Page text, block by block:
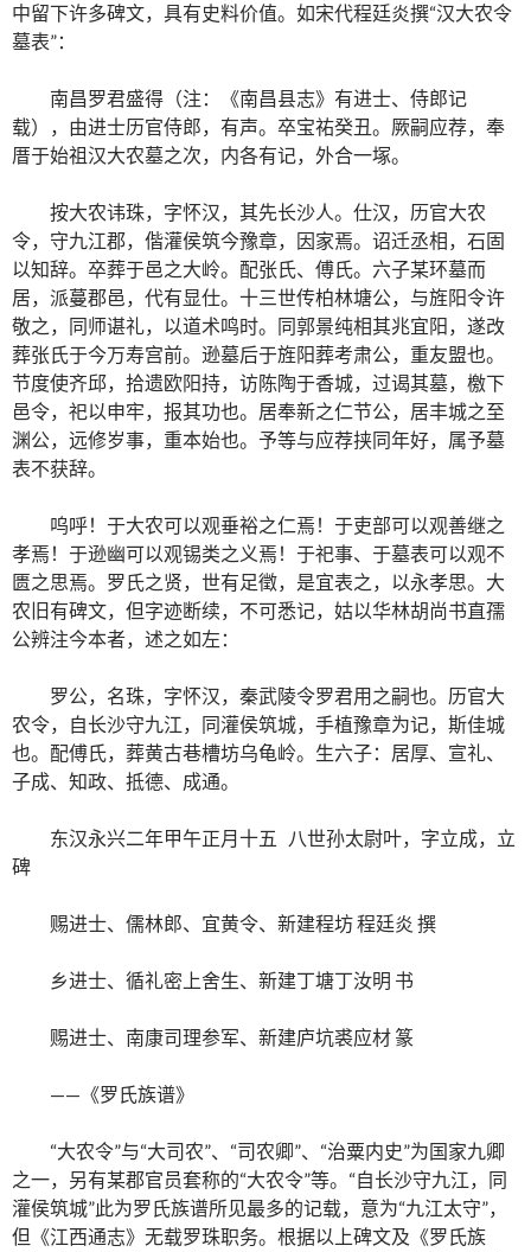
中留下许多碑文，具有史料价值。如宋代程廷炎撰“汉大农令
墓表”：
南昌罗君盛得（注：《南昌县志》有进士、侍郎记
载），由进士历官侍郎，有声。卒宝祐癸丑。厥嗣应荐，奉
厝于始祖汉大农墓之次，内各有记，外合一塚。
按大农讳珠，字怀汉，其先长沙人。仕汉，历官大农
令，守九江郡，偕灌侯筑今豫章，因家焉。诏迁丞相，石固
以知辞。卒葬于邑之大岭。配张氏、傅氏。六子某环墓而
居，派蔓郡邑，代有显仕。十三世传柏林塘公，与旌阳令许
敬之，同师谌礼，以道术鸣时。同郭景纯相其兆宜阳，遂改
葬张氏于今万寿宫前。逊墓后于旌阳葬考肃公，重友盟也。
节度使齐邱，拾遗欧阳持，访陈陶于香城，过谒其墓，檄下
邑令，祀以申牢，报其功也。居奉新之仁节公，居丰城之至
渊公，远修岁事，重本始也。予等与应荐挟同年好，属予墓
表不获辞。
呜呼！于大农可以观垂裕之仁焉！于吏部可以观善继之
孝焉！于逊幽可以观锡类之义焉！于祀事、于墓表可以观不
匮之思焉。罗氏之贤，世有足徵，是宜表之，以永孝思。大
农旧有碑文，但字迹断续，不可悉记，姑以华林胡尚书直孺
公辨注今本者，述之如左：
罗公，名珠，字怀汉，秦武陵令罗君用之嗣也。历官大
农令，自长沙守九江，同灌侯筑城，手植豫章为记，斯佳城
也。配傅氏，葬黄古巷槽坊乌龟岭。生六子：居厚、宣礼、
子成、知政、抵德、成通。
东汉永兴二年甲午正月十五 八世孙太尉叶，字立成，立
碑
赐进士、儒林郎、宜黄令、新建程坊 程廷炎 撰
乡进士、循礼密上舍生、新建丁塘丁汝明 书
赐进士、南康司理参军、新建庐坑裘应材 篆
——《罗氏族谱》
“大农令”与“大司农”、“司农卿”、“治粟内史”为国家九卿
之一，另有某郡官员套称的“大农令”等。“自长沙守九江，同
灌侯筑城”此为罗氏族谱所见最多的记载，意为“九江太守”，
但《江西通志》无载罗珠职务。根据以上碑文及《罗氏族